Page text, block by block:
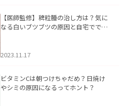
【医師監修】稗粒腫の治し方は？気に
なる白いブツブツの原因と自宅ででき
2023.11.17
ビタミンCは朝つけちゃだめ？日焼け
やシミの原因になるってホント？